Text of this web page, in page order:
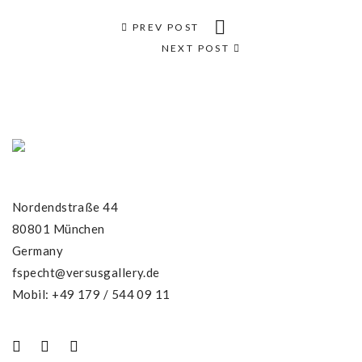
PREV POST
NEXT POST
Nordendstraße 44
80801 München
Germany
fspecht@versusgallery.de
Mobil: +49 179 / 544 09 11